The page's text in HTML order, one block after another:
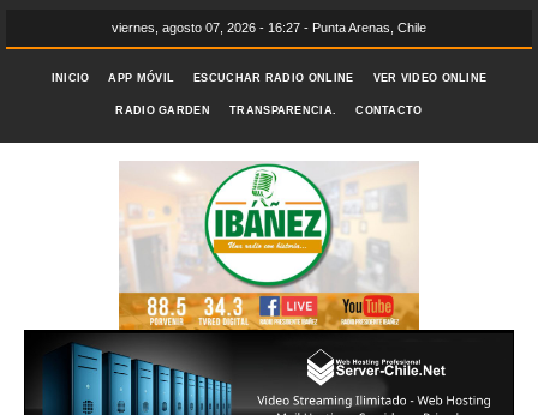
viernes, agosto 07, 2026 - 16:27 - Punta Arenas, Chile
INICIO APP MÓVIL ESCUCHAR RADIO ONLINE VER VIDEO ONLINE
RADIO GARDEN TRANSPARENCIA. CONTACTO